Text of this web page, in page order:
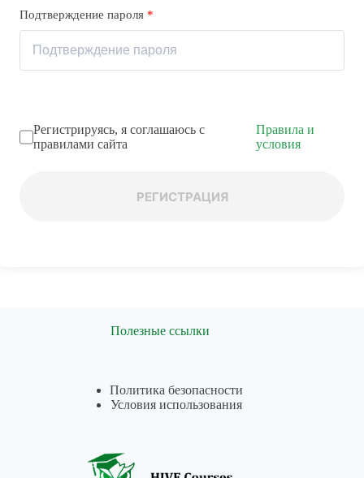
Подтверждение пароля *
Регистрируясь, я соглашаюсь с
правилами сайта
Правила и
условия
РЕГИСТРАЦИЯ
Полезные ссылки
Политика безопасности
Условия использования